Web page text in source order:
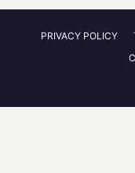
PRIVACY POLICY